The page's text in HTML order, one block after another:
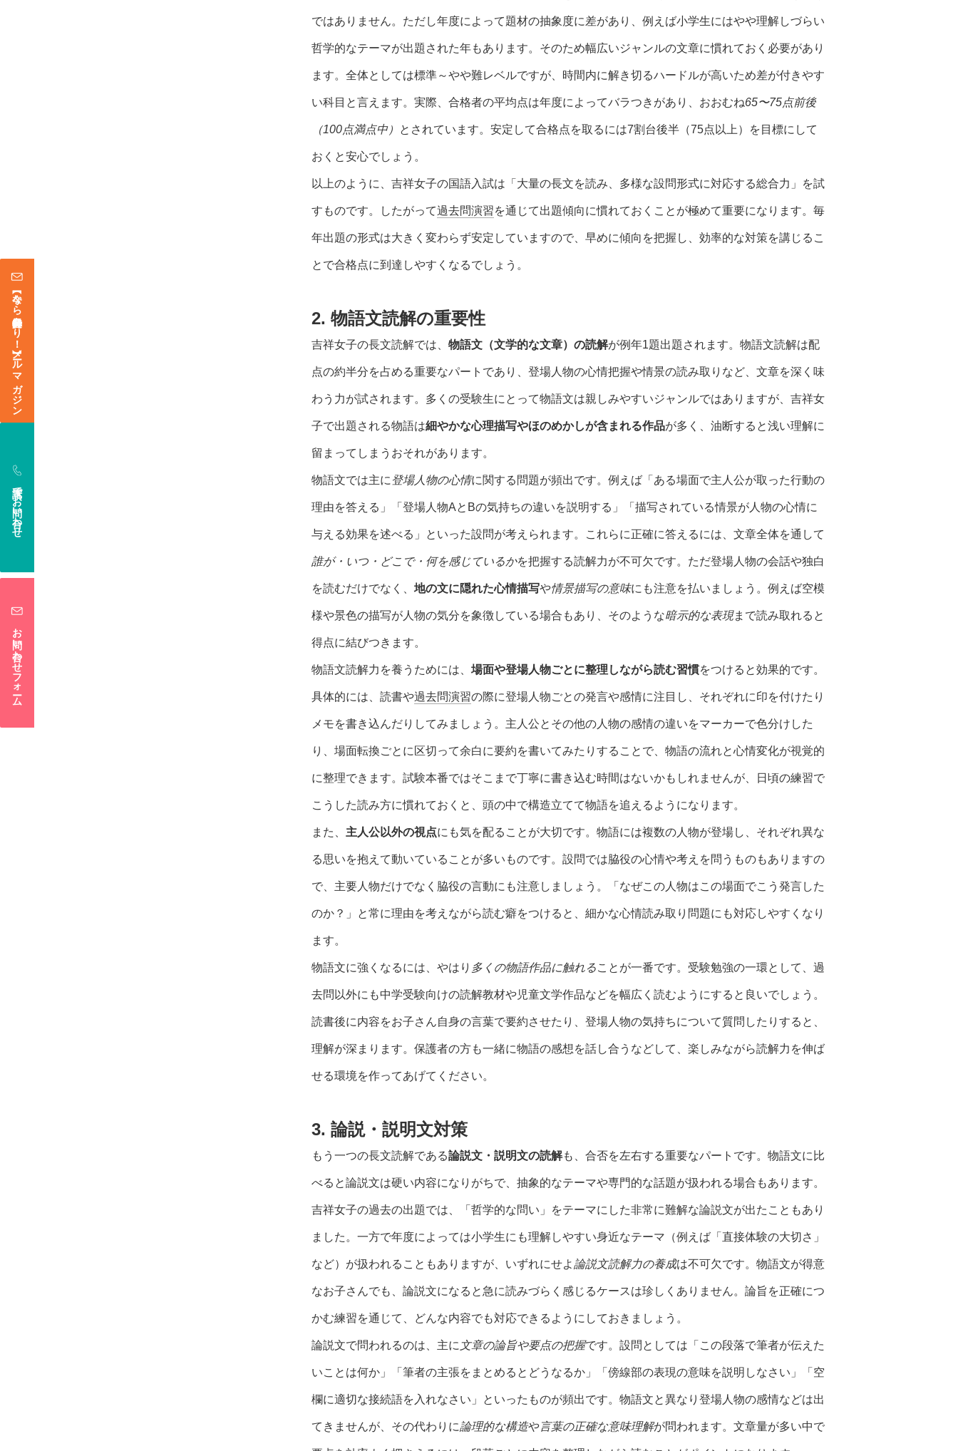
ではありません。ただし年度によって題材の抽象度に差があり、例えば小学生にはやや理解しづらい
哲学的なテーマが出題された年もあります。そのため幅広いジャンルの文章に慣れておく必要があり
ます。全体としては標準～やや難レベルですが、時間内に解き切るハードルが高いため差が付きやす
い科目と言えます。実際、合格者の平均点は年度によってバラつきがあり、おおむね65〜75点前後
（100点満点中） とされています。安定して合格点を取るには7割台後半（75点以上）を目標にして
おくと安心でしょう。
以上のように、吉祥女子の国語入試は「大量の長文を読み、多様な設問形式に対応する総合力」を試
すものです。したがって過去問演習を通じて出題傾向に慣れておくことが極めて重要になります。毎
年出題の形式は大きく変わらず安定していますので、早めに傾向を把握し、効率的な対策を講じるこ
とで合格点に到達しやすくなるでしょう。
2. 物語文読解の重要性
吉祥女子の長文読解では、 物語文（文学的な文章）の読解が例年1題出題されます。物語文読解は配
点の約半分を占める重要なパートであり、登場人物の心情把握や情景の読み取りなど、文章を深く味
わう力が試されます。多くの受験生にとって物語文は親しみやすいジャンルではありますが、吉祥女
子で出題される物語は細やかな心理描写やほのめかしが含まれる作品が多く、油断すると浅い理解に
留まってしまうおそれがあります。
物語文では主に 登場人物の心情に関する問題が頻出です。例えば「ある場面で主人公が取った行動の
理由を答える」「登場人物AとBの気持ちの違いを説明する」「描写されている情景が人物の心情に
与える効果を述べる」といった設問が考えられます。これらに正確に答えるには、文章全体を通して
誰が・いつ・どこで・何を感じているかを把握する読解力が不可欠です。ただ登場人物の会話や独白
を読むだけでなく、 地の文に隠れた心情描写や情景描写の意味にも注意を払いましょう。例えば空模
様や景色の描写が人物の気分を象徴している場合もあり、そのような暗示的な表現まで読み取れると
得点に結びつきます。
物語文読解力を養うためには、 場面や登場人物ごとに整理しながら読む習慣をつけると効果的です。
具体的には、読書や過去問演習の際に登場人物ごとの発言や感情に注目し、それぞれに印を付けたり
メモを書き込んだりしてみましょう。主人公とその他の人物の感情の違いをマーカーで色分けした
り、場面転換ごとに区切って余白に要約を書いてみたりすることで、物語の流れと心情変化が視覚的
に整理できます。試験本番ではそこまで丁寧に書き込む時間はないかもしれませんが、日頃の練習で
こうした読み方に慣れておくと、頭の中で構造立てて物語を追えるようになります。
また、 主人公以外の視点にも気を配ることが大切です。物語には複数の人物が登場し、それぞれ異な
る思いを抱えて動いていることが多いものです。設問では脇役の心情や考えを問うものもありますの
で、主要人物だけでなく脇役の言動にも注意しましょう。「なぜこの人物はこの場面でこう発言した
のか？」と常に理由を考えながら読む癖をつけると、細かな心情読み取り問題にも対応しやすくなり
ます。
物語文に強くなるには、やはり 多くの物語作品に触れることが一番です。受験勉強の一環として、過
去問以外にも中学受験向けの読解教材や児童文学作品などを幅広く読むようにすると良いでしょう。
読書後に内容をお子さん自身の言葉で要約させたり、登場人物の気持ちについて質問したりすると、
理解が深まります。保護者の方も一緒に物語の感想を話し合うなどして、楽しみながら読解力を伸ば
せる環境を作ってあげてください。
3. 論説・説明文対策
もう一つの長文読解である論説文・説明文の読解も、合否を左右する重要なパートです。物語文に比
べると論説文は硬い内容になりがちで、抽象的なテーマや専門的な話題が扱われる場合もあります。
吉祥女子の過去の出題では、「哲学的な問い」をテーマにした非常に難解な論説文が出たこともあり
ました。一方で年度によっては小学生にも理解しやすい身近なテーマ（例えば「直接体験の大切さ」
など）が扱われることもありますが、いずれにせよ論説文読解力の養成は不可欠です。物語文が得意
なお子さんでも、論説文になると急に読みづらく感じるケースは珍しくありません。論旨を正確につ
かむ練習を通じて、どんな内容でも対応できるようにしておきましょう。
論説文で問われるのは、主に 文章の論旨や要点の把握です。設問としては「この段落で筆者が伝えた
いことは何か」「筆者の主張をまとめるとどうなるか」「傍線部の表現の意味を説明しなさい」「空
欄に適切な接続語を入れなさい」といったものが頻出です。物語文と異なり登場人物の感情などは出
てきませんが、その代わりに論理的な構造や言葉の正確な意味理解が問われます。文章量が多い中で
【今なら登録特典あり！】メールマガジン
電話でお問い合わせ
お問い合わせフォーム